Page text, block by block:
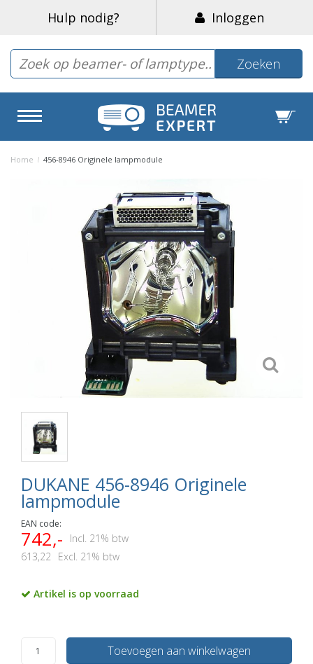
Hulp nodig? Inloggen
Zoeken
Home / 456-8946 Originele lampmodule
DUKANE 456-8946 Originele
lampmodule
EAN code:
742,-
Incl. 21% btw
613,22
Excl. 21% btw
Artikel is op voorraad
Toevoegen aan winkelwagen